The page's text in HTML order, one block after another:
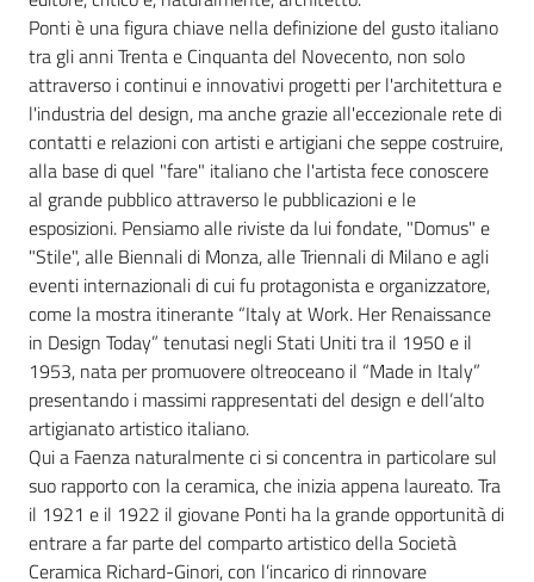
Ponti è una figura chiave nella definizione del gusto italiano
tra gli anni Trenta e Cinquanta del Novecento, non solo
attraverso i continui e innovativi progetti per l'architettura e
l'industria del design, ma anche grazie all'eccezionale rete di
contatti e relazioni con artisti e artigiani che seppe costruire,
alla base di quel "fare" italiano che l'artista fece conoscere
al grande pubblico attraverso le pubblicazioni e le
esposizioni. Pensiamo alle riviste da lui fondate, "Domus" e
"Stile", alle Biennali di Monza, alle Triennali di Milano e agli
eventi internazionali di cui fu protagonista e organizzatore,
come la mostra itinerante “Italy at Work. Her Renaissance
in Design Today” tenutasi negli Stati Uniti tra il 1950 e il
1953, nata per promuovere oltreoceano il “Made in Italy”
presentando i massimi rappresentati del design e dell’alto
artigianato artistico italiano.
Qui a Faenza naturalmente ci si concentra in particolare sul
suo rapporto con la ceramica, che inizia appena laureato. Tra
il 1921 e il 1922 il giovane Ponti ha la grande opportunità di
entrare a far parte del comparto artistico della Società
Ceramica Richard-Ginori, con l’incarico di rinnovare